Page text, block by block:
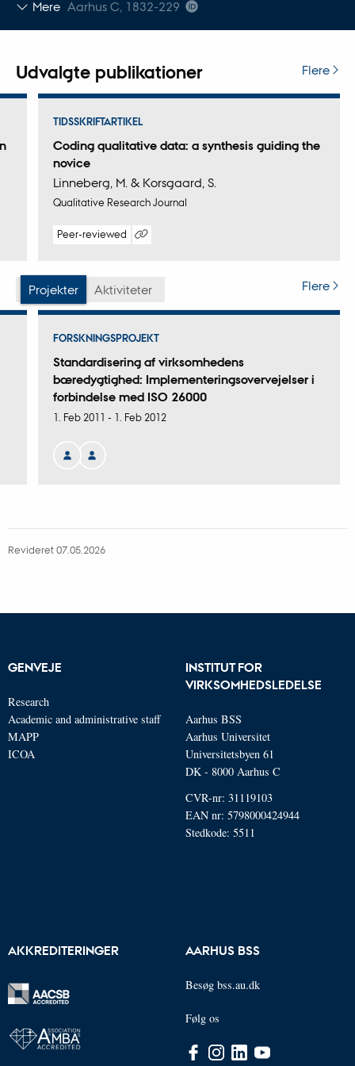
Mere Aarhus C, 1832-229
Udvalgte publikationer Flere
Coding qualitative data: a synthesis guiding the
novice
Linneberg, M. & Korsgaard, S.
TIDSSKRIFTARTIKEL
Qualitative Research Journal
Peer-reviewed
Projekter Aktiviteter Flere
Standardisering af virksomhedens
bæredygtighed: Implementeringsovervejelser i
forbindelse med ISO 26000
FORSKNINGSPROJEKT
1. Feb 2011 - 1. Feb 2012
Revideret 07.05.2026
INSTITUT FOR
VIRKSOMHEDSLEDELSE
Aarhus BSS
Aarhus Universitet
Universitetsbyen 61
DK - 8000 Aarhus C
CVR-nr: 31119103
EAN nr: 5798000424944
Stedkode: 5511
GENVEJE
Research
Academic and administrative staff
MAPP
ICOA
AARHUS BSS
Besøg bss.au.dk
Følg os
AKKREDITERINGER